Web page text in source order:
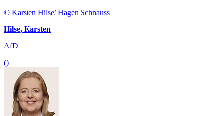
© Karsten Hilse/ Hagen Schnauss
Hilse, Karsten
AfD
()